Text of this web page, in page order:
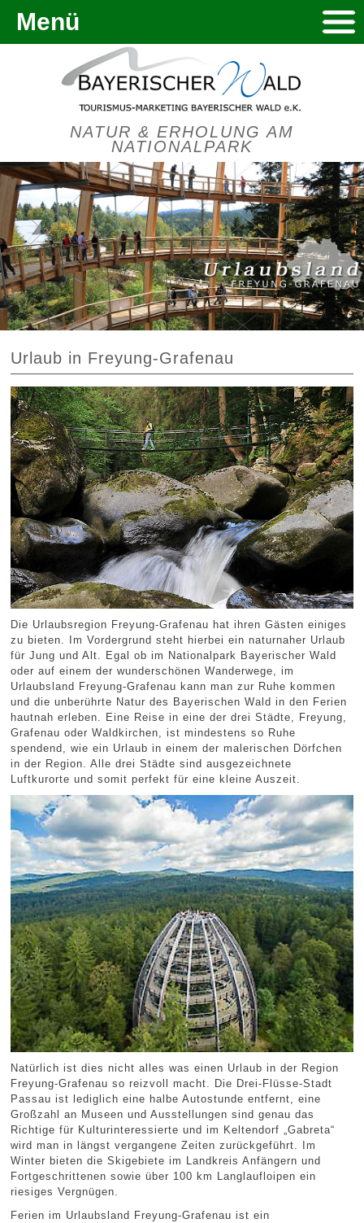
NATUR & ERHOLUNG AM
NATIONALPARK
Menü
Urlaub in Freyung-Grafenau
Die Urlaubsregion Freyung-Grafenau hat ihren Gästen einiges
zu bieten. Im Vordergrund steht hierbei ein naturnaher Urlaub
für Jung und Alt. Egal ob im Nationalpark Bayerischer Wald
oder auf einem der wunderschönen Wanderwege, im
Urlaubsland Freyung-Grafenau kann man zur Ruhe kommen
und die unberührte Natur des Bayerischen Wald in den Ferien
hautnah erleben. Eine Reise in eine der drei Städte, Freyung,
Grafenau oder Waldkirchen, ist mindestens so Ruhe
spendend, wie ein Urlaub in einem der malerischen Dörfchen
in der Region. Alle drei Städte sind ausgezeichnete
Luftkurorte und somit perfekt für eine kleine Auszeit.
Natürlich ist dies nicht alles was einen Urlaub in der Region
Freyung-Grafenau so reizvoll macht. Die Drei-Flüsse-Stadt
Passau ist lediglich eine halbe Autostunde entfernt, eine
Großzahl an Museen und Ausstellungen sind genau das
Richtige für Kulturinteressierte und im Keltendorf „Gabreta“
wird man in längst vergangene Zeiten zurückgeführt. Im
Winter bieten die Skigebiete im Landkreis Anfängern und
Fortgeschrittenen sowie über 100 km Langlaufloipen ein
riesiges Vergnügen.
Ferien im Urlaubsland Freyung-Grafenau ist ein